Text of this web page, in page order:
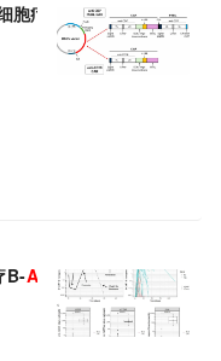
胞疗法有望治疗复发或难
B-ALL白血病